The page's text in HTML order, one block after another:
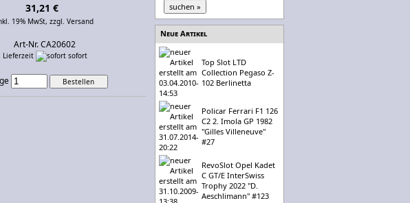
31,21 €
19% MwSt, zzgl. Versand
Art-Nr. CA20602
Lieferzeit sofort
Neue Artikel
Top Slot LTD
Collection Pegaso Z-
102 Berlinetta
Policar Ferrari F1 126
C2 2. Imola GP 1982
"Gilles Villeneuve"
#27
RevoSlot Opel Kadet
C GT/E InterSwiss
Trophy 2022 "D.
Aeschlimann" #123